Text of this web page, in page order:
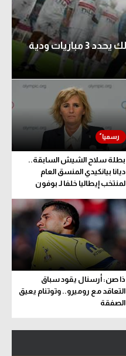
البداية مع البلاستيك.. الزمالك يحدد 3 مباريات ودية
بطلة سلاح الشيش السابقة..
ديانا بيانكيدي المنسق العام
لمنتخب إيطاليا خلفا لـ بوفون
ذا صن: أرسنال يقود سباق
التعاقد مع روميرو.. وتوتنام يعيق
الصفقة